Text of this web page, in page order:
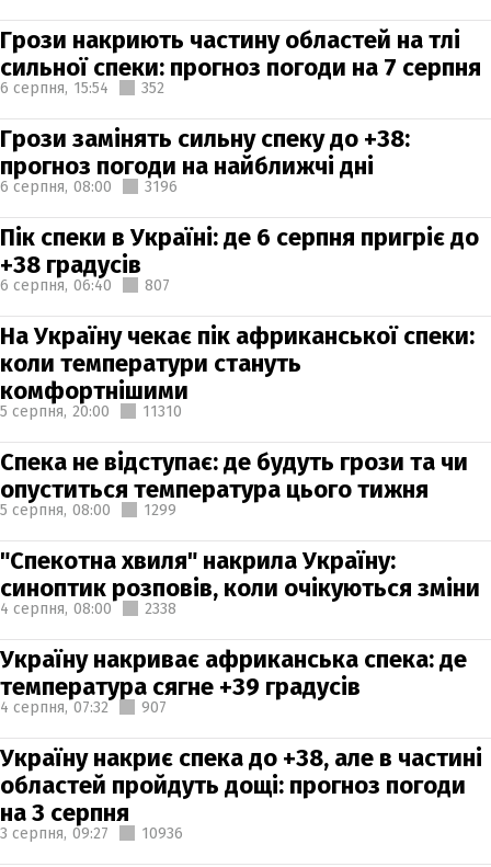
Грози накриють частину областей на тлі
сильної спеки: прогноз погоди на 7 серпня
6 серпня, 15:54 352
Грози замінять сильну спеку до +38:
прогноз погоди на найближчі дні
6 серпня, 08:00 3196
Пік спеки в Україні: де 6 серпня пригріє до
+38 градусів
6 серпня, 06:40 807
На Україну чекає пік африканської спеки:
коли температури стануть
комфортнішими
5 серпня, 20:00 11310
Спека не відступає: де будуть грози та чи
опуститься температура цього тижня
5 серпня, 08:00 1299
"Спекотна хвиля" накрила Україну:
синоптик розповів, коли очікуються зміни
4 серпня, 08:00 2338
Україну накриває африканська спека: де
температура сягне +39 градусів
4 серпня, 07:32 907
Україну накриє спека до +38, але в частині
областей пройдуть дощі: прогноз погоди
на 3 серпня
3 серпня, 09:27 10936